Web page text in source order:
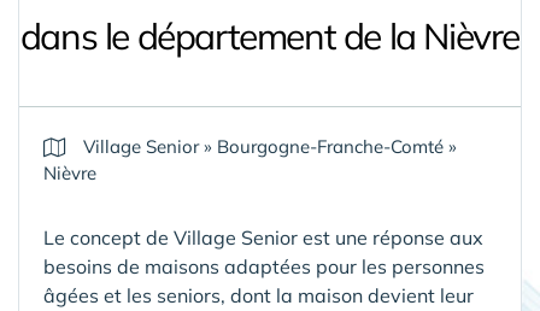
dans le département de la Nièvre
Village Senior» Bourgogne-Franche-Comté »
Nièvre
Le concept de Village Senior est une réponse aux
besoins de maisons adaptées pour les personnes
âgées et les seniors, dont la maison devient leur